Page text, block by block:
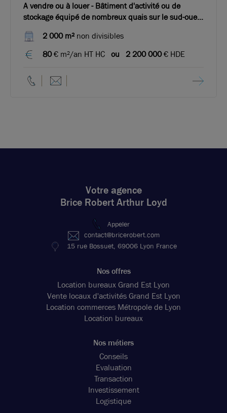
A vendre ou à louer - Bâtiment d'activité ou de
stockage équipé de nombreux quais sur le sud-ouest
2 000 m² non divisibles
80€ m²/an HT HC ou 2 200 000€ HDE
Votre agence
Brice Robert Arthur Loyd
Appeler
contact@bricerobert.com
15 rue Bossuet, 69006 Lyon France
Nos offres
Location bureaux Grand Est Lyon
Vente locaux d'activités Grand Est Lyon
Location commerces Métropole de Lyon
Location bureaux
Nos métiers
Conseils
Evaluation
Transaction
Investissement
Logistique